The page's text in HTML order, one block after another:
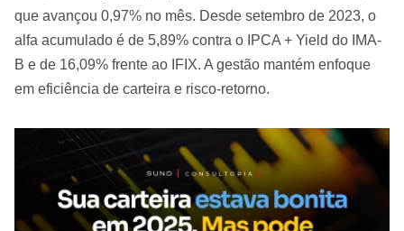
que avançou 0,97% no mês. Desde setembro de 2023, o
alfa acumulado é de 5,89% contra o IPCA + Yield do IMA-
B e de 16,09% frente ao IFIX. A gestão mantém enfoque
em eficiência de carteira e risco-retorno.